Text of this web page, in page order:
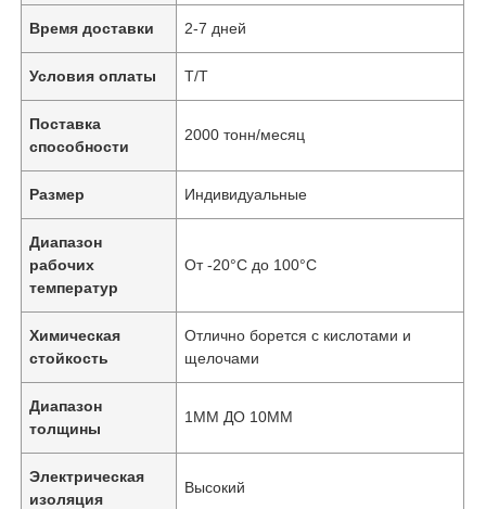
Время доставки 2-7 дней
Условия оплаты Т/Т
Поставка
способности
2000 тонн/месяц
Размер Индивидуальные
Диапазон
рабочих
температур
От -20°С до 100°С
Химическая
стойкость
Отлично борется с кислотами и
щелочами
Диапазон
толщины
1MM ДО 10MM
Электрическая
изоляция
Высокий